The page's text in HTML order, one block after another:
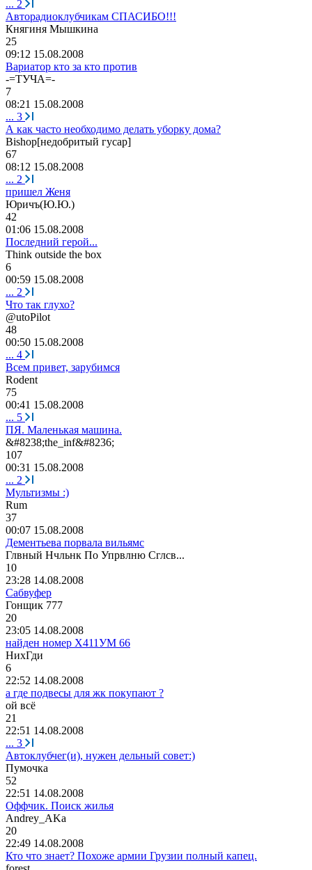
... 2
Авторадиоклубчикам СПАСИБО!!!
Княгиня Мышкина
25
09:12 15.08.2008
Вариатор кто за кто против
-=ТУЧА=-
7
08:21 15.08.2008
... 3
А как часто необходимо делать уборку дома?
Bishop[недобритый гусар]
67
08:12 15.08.2008
... 2
пришел Женя
Юричъ(Ю.Ю.)
42
01:06 15.08.2008
Последний герой...
Think outside the box
6
00:59 15.08.2008
... 2
Что так глухо?
@utoPilot
48
00:50 15.08.2008
... 4
Всем привет, зарубимся
Rоdent
75
00:41 15.08.2008
... 5
ПЯ. Маленькая машина.
&#8238;the_inf&#8236;
107
00:31 15.08.2008
... 2
Мультизмы :)
Rum
37
00:07 15.08.2008
Дементьева порвала вильямс
Глвный Нчльнк По Упрвлню Сглсв...
10
23:28 14.08.2008
Сабвуфер
Гонщик 777
20
23:05 14.08.2008
найден номер Х411УМ 66
НихГди
6
22:52 14.08.2008
а где подвесы для жк покупают ?
ой всё
21
22:51 14.08.2008
... 3
Автоклубчег(и), нужен дельный совет:)
Пумочка
52
22:51 14.08.2008
Оффчик. Поиск жилья
Andrey_AKa
20
22:49 14.08.2008
Кто что знает? Похоже армии Грузии полный капец.